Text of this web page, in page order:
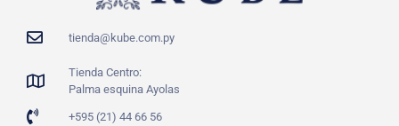
tienda@kube.com.py
Tienda Centro:
Palma esquina Ayolas
+595 (21) 44 66 56